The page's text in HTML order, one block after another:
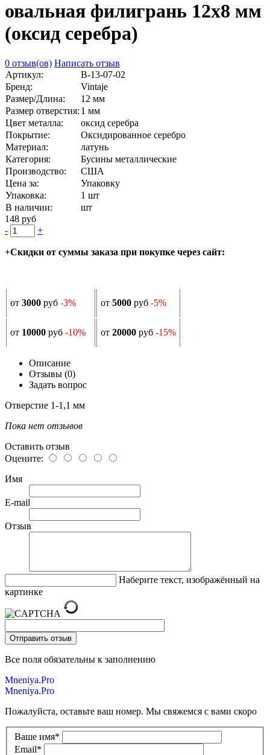
овальная филигрань 12х8 мм
(оксид серебра)
0 отзыв(ов) Написать отзыв
Артикул:
В-13-07-02
Бренд:
Vintaje
Размер/Длина:
12 мм
Размер отверстия: 1 мм
Цвет металла:
оксид серебра
Покрытие:
Оксидированное серебро
Материал:
латунь
Категория:
Бусины металлические
Производство:
США
Цена за:
Упаковку
Упаковка:
1 шт
В наличии:
шт
148 руб
-
+
+Скидки от суммы заказа при покупке через сайт:
от 3000 руб -3% от 5000 руб -5%
от 10000 руб -10% от 20000 руб -15%
Описание
Отзывы (0)
Задать вопрос
Отверстие 1-1,1 мм
Пока нет отзывов
Оставить отзыв
Оцените:
Имя
E-mail
Отзыв
Наберите текст, изображённый на
картинке
Все поля обязательны к заполнению
Mneniya.Pro
Mneniya.Pro
Пожалуйста, оставьте ваш номер. Мы свяжемся с вами скоро
Ваше имя*
Email*